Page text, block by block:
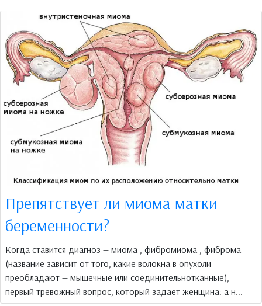
Препятствует ли миома матки
беременности?
Когда ставится диагноз — миома , фибромиома , фиброма
(название зависит от того, какие волокна в опухоли
преобладают — мышечные или соединительнотканные),
первый тревожный вопрос, который задает женщина: а н...